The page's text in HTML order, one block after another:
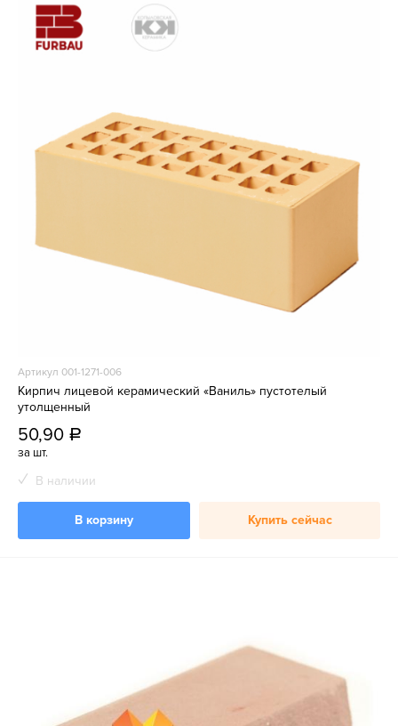
Артикул 001-1271-006
Кирпич лицевой керамический «Ваниль» пустотелый
утолщенный
50,90 a
за шт.
В наличии
В корзину Купить сейчас